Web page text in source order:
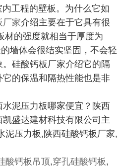
工程的壁板。为什么它如
厂家介绍主要在于它具有很
材的强度就相当于厚度为
墙体会很结实坚固，不会轻
硅酸钙板厂家介绍它的隔
的保温和隔热性能也是非
泥压力板哪家便宜？陕西
盛达建材科技有限公司主
泥压力板,陕西硅酸钙板厂家,
酸钙板吊顶,穿孔硅酸钙板,